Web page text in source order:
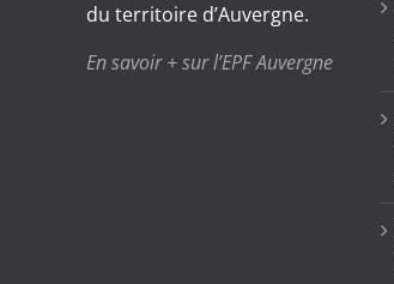
du territoire d’Auvergne.
En savoir + sur l’EPF Auvergne